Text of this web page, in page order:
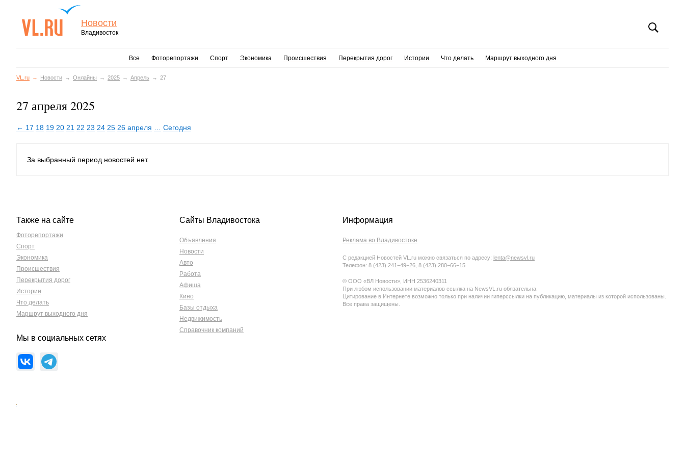
Новости
Владивосток
Все Фоторепортажи Спорт Экономика Происшествия Перекрытия дорог Истории Что делать Маршрут выходного дня
VL.ru Новости Онлайны 2025 Апрель 27
27 апреля 2025
← 17 18 19 20 21 22 23 24 25 26 апреля Сегодня
За выбранный период новостей нет.
Также на сайте
Фоторепортажи
Спорт
Экономика
Происшествия
Перекрытия дорог
Истории
Что делать
Маршрут выходного дня
Мы в социальных сетях
Сайты Владивостока
Объявления
Новости
Авто
Работа
Афиша
Кино
Базы отдыха
Недвижимость
Справочник компаний
Информация
Реклама во Владивостоке
С редакцией Новостей VL.ru можно связаться по адресу: lenta@newsvl.ru
Телефон: 8 (423) 241−49−26, 8 (423) 280−66−15
© ООО «ВЛ Новости», ИНН 2536240311
При любом использовании материалов ссылка на NewsVL.ru обязательна.
Цитирование в Интернете возможно только при наличии гиперссылки на публикацию, материалы из которой использованы.
Все права защищены.